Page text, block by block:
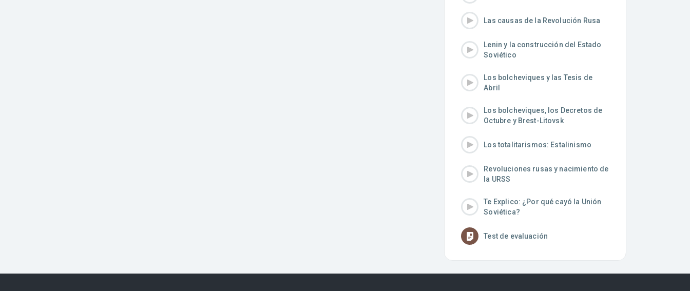
Las causas de la Revolución Rusa
Lenin y la construcción del Estado
Soviético
Los bolcheviques y las Tesis de
Abril
Los bolcheviques, los Decretos de
Octubre y Brest-Litovsk
Los totalitarismos: Estalinismo
Revoluciones rusas y nacimiento de
la URSS
Te Explico: ¿Por qué cayó la Unión
Soviética?
Test de evaluación